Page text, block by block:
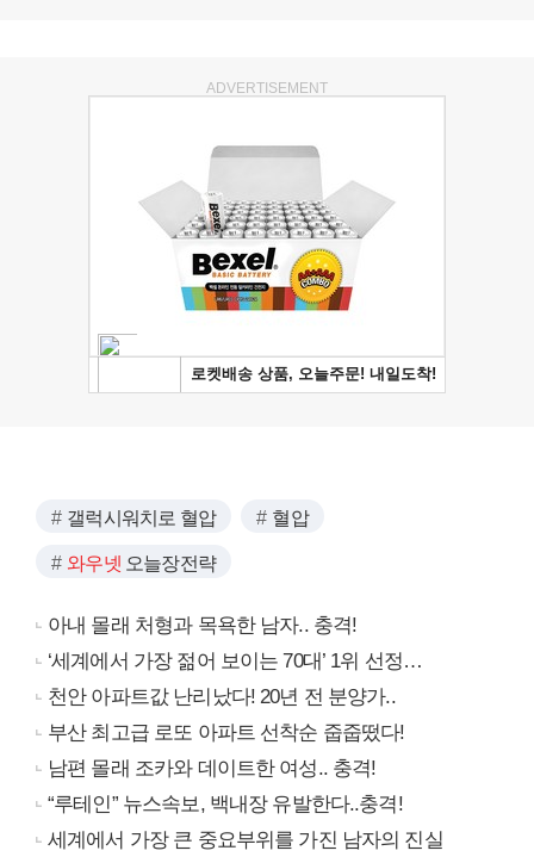
ADVERTISEMENT
갤럭시워치로 혈압 혈압
와우넷 오늘장전략
아내 몰래 처형과 목욕한 남자.. 충격!
‘세계에서 가장 젊어 보이는 70대’ 1위 선정…
천안 아파트값 난리났다! 20년 전 분양가..
부산 최고급 로또 아파트 선착순 줍줍떴다!
남편 몰래 조카와 데이트한 여성.. 충격!
“루테인” 뉴스속보, 백내장 유발한다..충격!
세계에서 가장 큰 중요부위를 가진 남자의 진실